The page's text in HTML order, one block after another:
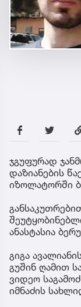
ჯგუფურად
დაზიანების
იზოლატორში
ანასტასია
გიგა
გუშინ ღამით
ვიდეო
იმნაძის